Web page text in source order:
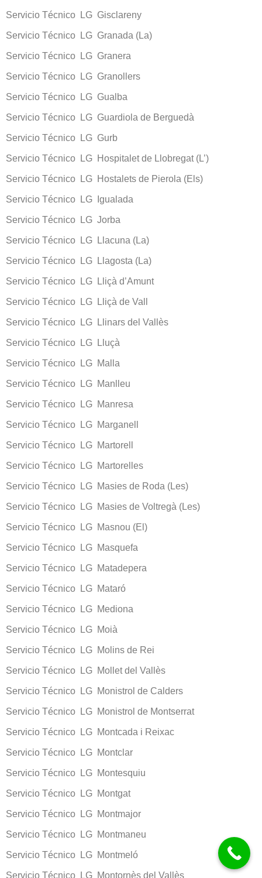
Servicio Técnico LG Gisclareny
Servicio Técnico LG Granada (La)
Servicio Técnico LG Granera
Servicio Técnico LG Granollers
Servicio Técnico LG Gualba
Servicio Técnico LG Guardiola de Berguedà
Servicio Técnico LG Gurb
Servicio Técnico LG Hospitalet de Llobregat (L’)
Servicio Técnico LG Hostalets de Pierola (Els)
Servicio Técnico LG Igualada
Servicio Técnico LG Jorba
Servicio Técnico LG Llacuna (La)
Servicio Técnico LG Llagosta (La)
Servicio Técnico LG Lliçà d’Amunt
Servicio Técnico LG Lliçà de Vall
Servicio Técnico LG Llinars del Vallès
Servicio Técnico LG Lluçà
Servicio Técnico LG Malla
Servicio Técnico LG Manlleu
Servicio Técnico LG Manresa
Servicio Técnico LG Marganell
Servicio Técnico LG Martorell
Servicio Técnico LG Martorelles
Servicio Técnico LG Masies de Roda (Les)
Servicio Técnico LG Masies de Voltregà (Les)
Servicio Técnico LG Masnou (El)
Servicio Técnico LG Masquefa
Servicio Técnico LG Matadepera
Servicio Técnico LG Mataró
Servicio Técnico LG Mediona
Servicio Técnico LG Moià
Servicio Técnico LG Molins de Rei
Servicio Técnico LG Mollet del Vallès
Servicio Técnico LG Monistrol de Calders
Servicio Técnico LG Monistrol de Montserrat
Servicio Técnico LG Montcada i Reixac
Servicio Técnico LG Montclar
Servicio Técnico LG Montesquiu
Servicio Técnico LG Montgat
Servicio Técnico LG Montmajor
Servicio Técnico LG Montmaneu
Servicio Técnico LG Montmeló
Servicio Técnico LG Montornès del Vallès